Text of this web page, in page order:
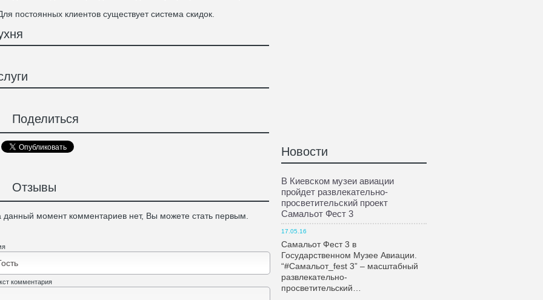
постоянных клиентов существует система скидок.
Поделиться
Отзывы
данный момент комментариев нет, Вы можете стать первым.
комментария
Новости
В Киевском музеи авиации
пройдет развлекательно-
просветительский проект
Самальот Фест 3
17.05.16
Самальот Фест 3 в
Государственном Музее Авиации.
“#Самальот_fest 3” – масштабный
развлекательно-
просветительский…